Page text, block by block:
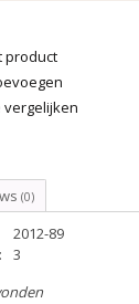
product
vergelijken
(0)
2012-89
3